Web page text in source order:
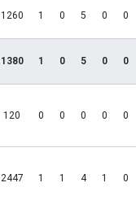
1260 1 0 5 0 0
1380 1 0 5 0 0
120 0 0 0 0 0
2447 1 1 4 1 0